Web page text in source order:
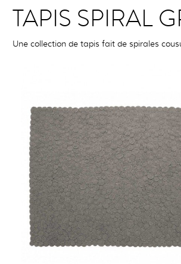
TAPIS SPIRAL
Une collection de tapis fait de spirales